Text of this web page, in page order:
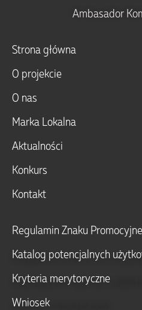
Ambasador
Strona główna
O projekcie
O nas
Marka Lokalna
Aktualności
Konkurs
Kontakt
Regulamin Znaku
Katalog potencjalnych
Kryteria merytoryczne
Wniosek